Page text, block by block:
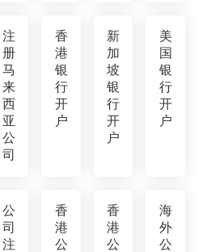
注
册
马
来
西
亚
公
司
香
港
银
行
开
户
新
加
坡
银
行
开
户
美
国
银
行
开
户
公
司
注
香
港
公
香
港
公
海
外
公